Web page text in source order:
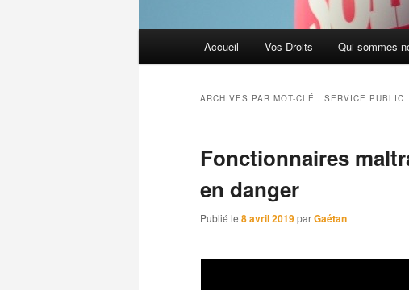
Accueil Vos Droits Qui sommes
ARCHIVES PAR MOT-CLÉ : SERVICE PUBLIC
Fonctionnaires
en danger
Publié le 8 avril 2019parGaétan